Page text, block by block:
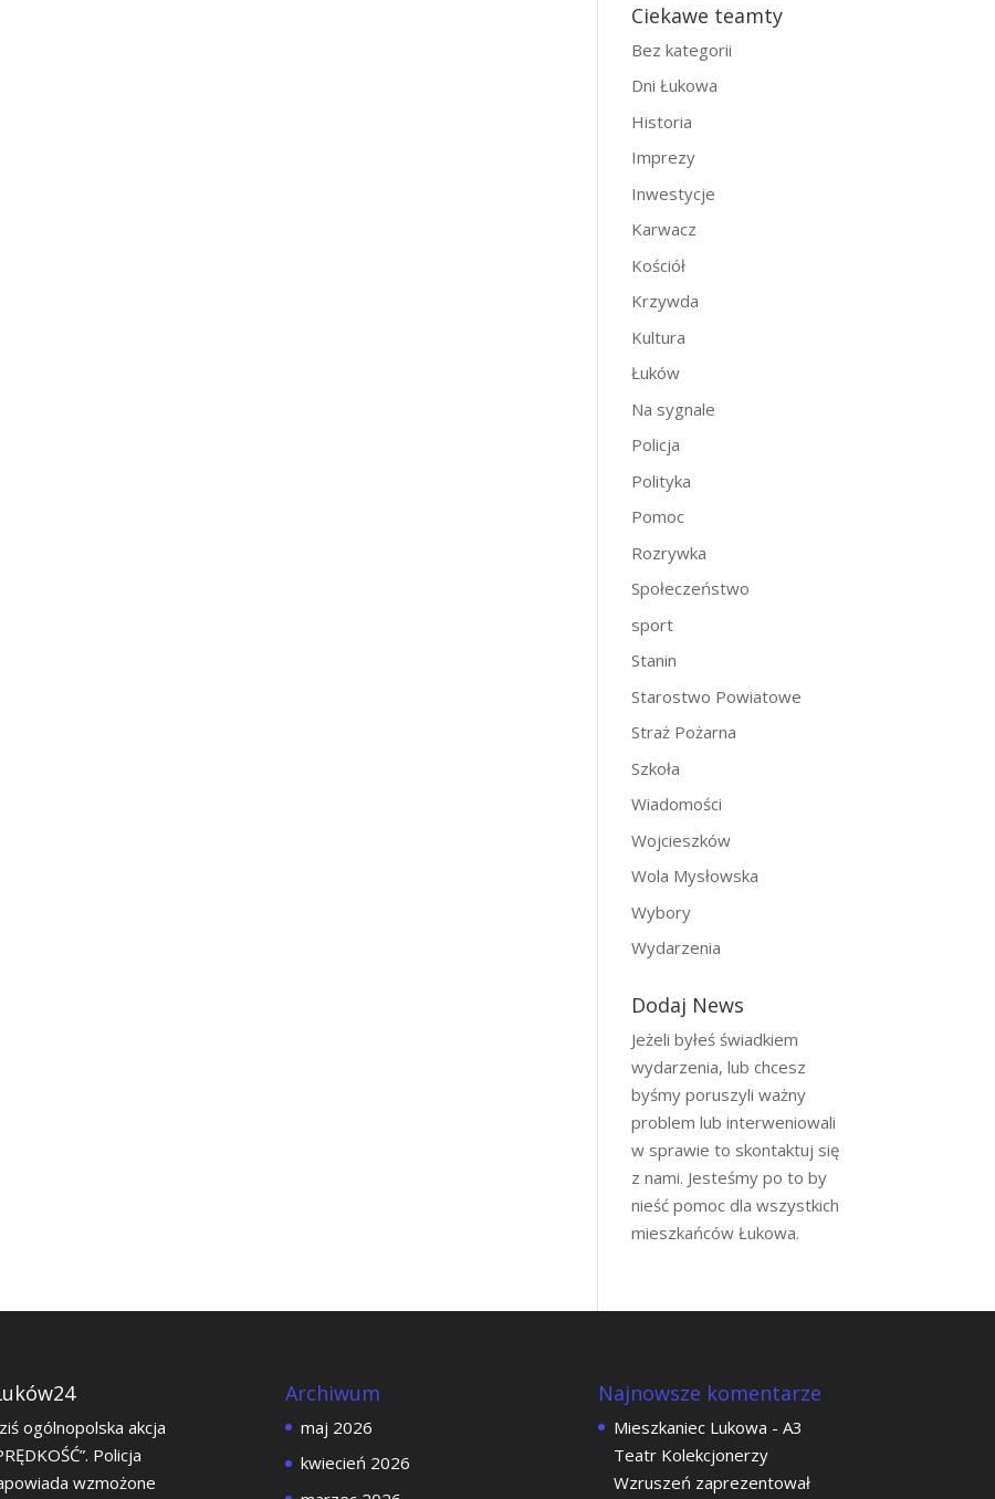
Ciekawe teamty
Bez kategorii
Dni Łukowa
Historia
Imprezy
Inwestycje
Karwacz
Kościół
Krzywda
Kultura
Łuków
Na sygnale
Policja
Polityka
Pomoc
Rozrywka
Społeczeństwo
sport
Stanin
Starostwo Powiatowe
Straż Pożarna
Szkoła
Wiadomości
Wojcieszków
Wola Mysłowska
Wybory
Wydarzenia
Dodaj News
Jeżeli byłeś świadkiem
wydarzenia, lub chcesz
byśmy poruszyli ważny
problem lub interweniowali
w sprawie to skontaktuj się
z nami. Jesteśmy po to by
nieść pomoc dla wszystkich
mieszkańców Łukowa.
ogólnopolska akcja
Policja
wzmożone
Archiwum
maj 2026
kwiecień 2026
Najnowsze komentarze
Mieszkaniec Lukowa -A3
Teatr Kolekcjonerzy
Wzruszeń zaprezentował